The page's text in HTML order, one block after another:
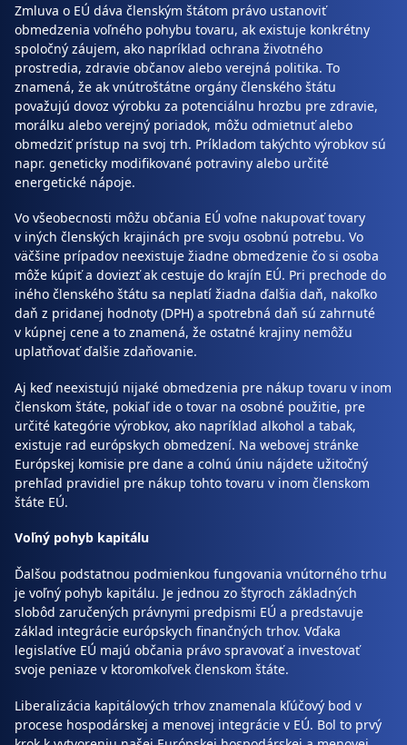
Zmluva o EÚ dáva členským štátom právo ustanoviť
obmedzenia voľného pohybu tovaru, ak existuje konkrétny
spoločný záujem, ako napríklad ochrana životného
prostredia, zdravie občanov alebo verejná politika. To
znamená, že ak vnútroštátne orgány členského štátu
považujú dovoz výrobku za potenciálnu hrozbu pre zdravie,
morálku alebo verejný poriadok, môžu odmietnuť alebo
obmedziť prístup na svoj trh. Príkladom takýchto výrobkov sú
napr. geneticky modifikované potraviny alebo určité
energetické nápoje.
Vo všeobecnosti môžu občania EÚ voľne nakupovať tovary
v iných členských krajinách pre svoju osobnú potrebu. Vo
väčšine prípadov neexistuje žiadne obmedzenie čo si osoba
môže kúpiť a doviezť ak cestuje do krajín EÚ. Pri prechode do
iného členského štátu sa neplatí žiadna ďalšia daň, nakoľko
daň z pridanej hodnoty (DPH) a spotrebná daň sú zahrnuté
v kúpnej cene a to znamená, že ostatné krajiny nemôžu
uplatňovať ďalšie zdaňovanie.
Aj keď neexistujú nijaké obmedzenia pre nákup tovaru v inom
členskom štáte, pokiaľ ide o tovar na osobné použitie, pre
určité kategórie výrobkov, ako napríklad alkohol a tabak,
existuje rad európskych obmedzení. Na webovej stránke
Európskej komisie pre dane a colnú úniu nájdete užitočný
prehľad pravidiel pre nákup tohto tovaru v inom členskom
štáte EÚ.
Voľný pohyb kapitálu
Ďalšou podstatnou podmienkou fungovania vnútorného trhu
je voľný pohyb kapitálu. Je jednou zo štyroch základných
slobôd zaručených právnymi predpismi EÚ a predstavuje
základ integrácie európskych finančných trhov. Vďaka
legislatíve EÚ majú občania právo spravovať a investovať
svoje peniaze v ktoromkoľvek členskom štáte.
Liberalizácia kapitálových trhov znamenala kľúčový bod v
procese hospodárskej a menovej integrácie v EÚ. Bol to prvý